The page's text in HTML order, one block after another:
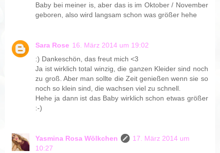
Baby bei meiner is, aber das is im Oktober / November
geboren, also wird langsam schon was größer hehe
Sara Rose 16. März 2014 um 19:02
:) Dankeschön, das freut mich <3
Ja ist wirklich total winzig, die ganzen Kleider sind noch
zu groß. Aber man sollte die Zeit genießen wenn sie so
noch so klein sind, die wachsen viel zu schnell.
Hehe ja dann ist das Baby wirklich schon etwas größer
:-)
Yasmina Rosa Wölkchen
17. März 2014 um
10:27